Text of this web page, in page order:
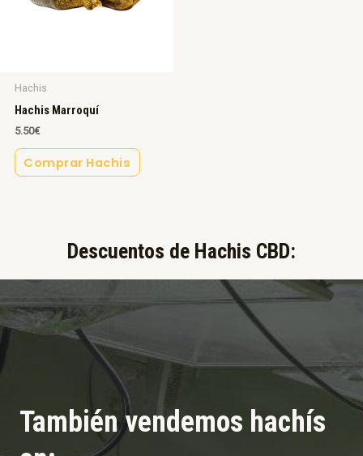
Hachis
Hachis Marroquí
5.50€
Comprar Hachis
Descuentos de Hachis CBD:​
También vendemos hachís